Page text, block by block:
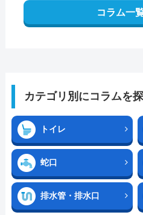
コラム一
カテゴリ別にコラムを
トイレ
蛇口
排水管・排水口